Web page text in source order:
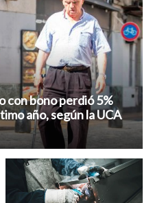
con bono perdió 5%
año, según la UCA